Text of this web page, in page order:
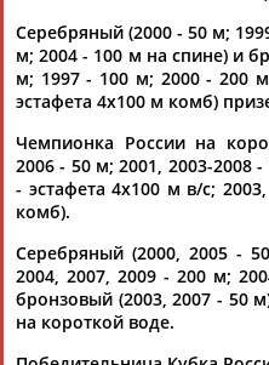
Каримжан
АБДРАХМАНОВ
Аделя
Серебряный (2000 - 50 м;
м; 2004 - 100 м на спине) и
м; 1997 - 100 м; 2000 - 200
эстафета 4х100 м комб)
Чемпионка России на
2006 - 50 м; 2001, 2003-2008
- эстафета 4х100 м в/с;
комб).
Серебряный (2000, 2005 -
2004, 2007, 2009 - 200 м;
бронзовый (2003, 2007 - 50
на короткой воде.